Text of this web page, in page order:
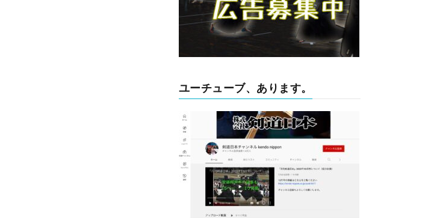
ユーチューブ、あります。